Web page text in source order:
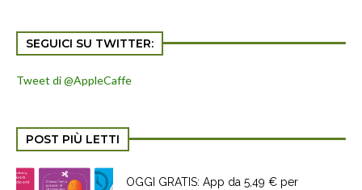
SEGUICI SU TWITTER:
Tweet di @AppleCaffe
POST PIÙ LETTI
OGGI GRATIS: App da 5,49 € per